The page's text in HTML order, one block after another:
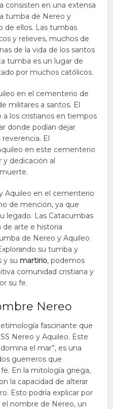
consisten en una extensa
tumba de Nereo y
de ellos. Las tumbas
y relieves, muchos de
de la vida de los santos
tumba es un lugar de
por muchos católicos.
en el cementerio de
militares a santos. El
los cristianos en tiempos
donde podían dejar
El
en este cementerio
dedicación al
Aquileo en el cementerio
de mención, ya que
legado. Las Catacumbas
arte e historia
de Nereo y Aquileo
su tumba y
y su martirio, podemos
comunidad cristiana y
su fe.
Nereo
fascinante que
Nereo y Aquileo. Este
el mar”, es una
guerreros que
En la mitología griega,
la capacidad de alterar
Esto podría explicar por
nombre de Nereo, un